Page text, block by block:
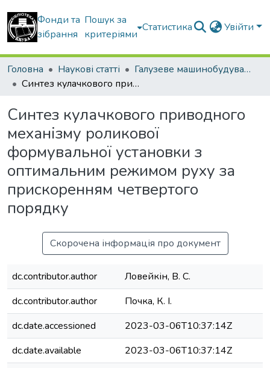
Фонди та
зібрання
Пошук за
критеріями
Статистика Увійти
Головна Наукові статті
Галузеве машинобудування
Синтез кулачкового приводного механізму роликової формувальної установки з оптимальним режимом руху за прискоренням четвертого порядку
Синтез кулачкового приводного
механізму роликової
формувальної установки з
оптимальним режимом руху за
прискоренням четвертого
порядку
Скорочена інформація про документ
dc.contributor.author
Ловейкін, В. С.
dc.contributor.author
Почка, К. І.
dc.date.accessioned
2023-03-06T10:37:14Z
dc.date.available
2023-03-06T10:37:14Z